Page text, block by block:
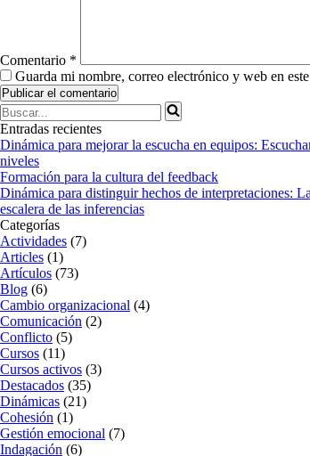
Comentario *
Guarda mi nombre, correo electrónico y web en
Buscar...
Entradas recientes
Dinámica para mejorar la escucha en equipos:
niveles
Formación para la cultura del feedback
Dinámica para distinguir hechos de interpretaciones: La
escalera de las inferencias
Categorías
Actividades (7)
Articles (1)
Artículos (73)
Blog (6)
Cambio organizacional (4)
Comunicación (2)
Conflicto (5)
Cursos (11)
Cursos activos (3)
Destacados (35)
Dinámicas (21)
Cohesión (1)
Gestión emocional (7)
Indagación (6)